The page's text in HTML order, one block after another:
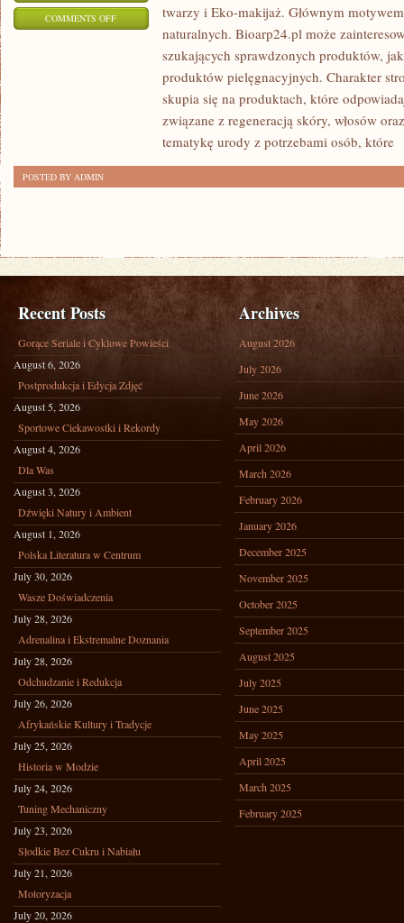
COMMENTS OFFON
KOSMETYKI
twarzy i Eko-makijaż. Głównym
naturalnych. Bioarp24.pl może
szukających sprawdzonych produktów,
produktów pielęgnacyjnych. Charakter
skupia się na produktach, które
związane z regeneracją skóry, włosów
tematykę urody z potrzebami osób, które
POSTED BY ADMIN
Recent Posts
Gorące Seriale i Cyklowe Powieści
August 6, 2026
Postprodukcja i Edycja Zdjęć
August 5, 2026
Sportowe Ciekawostki i Rekordy
August 4, 2026
Dla Was
August 3, 2026
Dźwięki Natury i Ambient
August 1, 2026
Polska Literatura w Centrum
July 30, 2026
Wasze Doświadczenia
July 28, 2026
Adrenalina i Ekstremalne Doznania
July 28, 2026
Odchudzanie i Redukcja
July 26, 2026
Afrykańskie Kultury i Tradycje
July 25, 2026
Historia w Modzie
July 24, 2026
Tuning Mechaniczny
July 23, 2026
Słodkie Bez Cukru i Nabiału
July 21, 2026
Motoryzacja
July 20, 2026
Archives
August 2026
July 2026
June 2026
May 2026
April 2026
March 2026
February 2026
January 2026
December 2025
November 2025
October 2025
September 2025
August 2025
July 2025
June 2025
May 2025
April 2025
March 2025
February 2025